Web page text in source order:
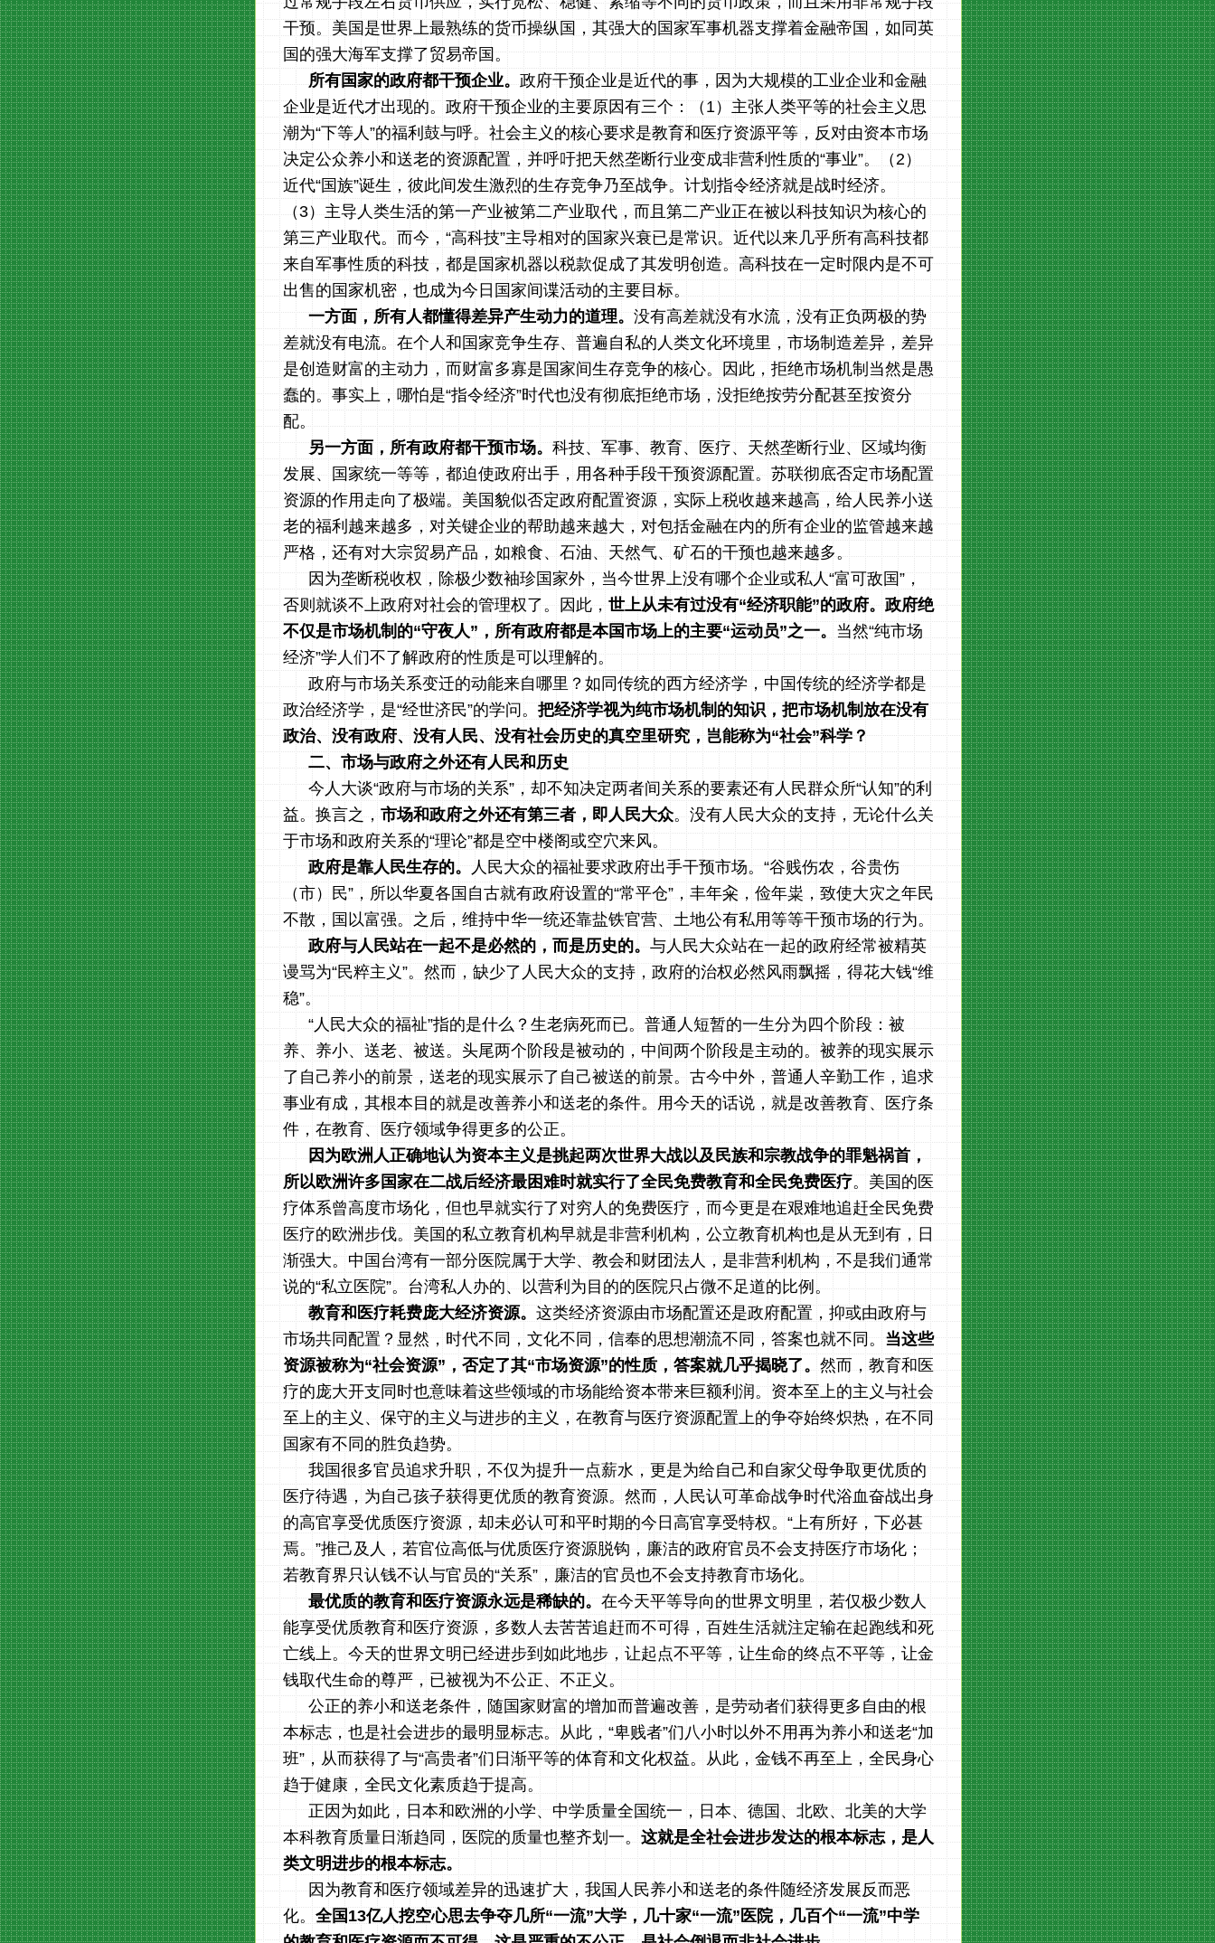
干预。美国是世界上最熟练的货币操纵国，其强大的国家军事机器支撑着金融帝国，如同英
国的强大海军支撑了贸易帝国。
所有国家的政府都干预企业。政府干预企业是近代的事，因为大规模的工业企业和金融
企业是近代才出现的。政府干预企业的主要原因有三个：（1）主张人类平等的社会主义思
潮为“下等人”的福利鼓与呼。社会主义的核心要求是教育和医疗资源平等，反对由资本市场
决定公众养小和送老的资源配置，并呼吁把天然垄断行业变成非营利性质的“事业”。（2）
近代“国族”诞生，彼此间发生激烈的生存竞争乃至战争。计划指令经济就是战时经济。
（3）主导人类生活的第一产业被第二产业取代，而且第二产业正在被以科技知识为核心的
第三产业取代。而今，“高科技”主导相对的国家兴衰已是常识。近代以来几乎所有高科技都
来自军事性质的科技，都是国家机器以税款促成了其发明创造。高科技在一定时限内是不可
出售的国家机密，也成为今日国家间谍活动的主要目标。
一方面，所有人都懂得差异产生动力的道理。没有高差就没有水流，没有正负两极的势
差就没有电流。在个人和国家竞争生存、普遍自私的人类文化环境里，市场制造差异，差异
是创造财富的主动力，而财富多寡是国家间生存竞争的核心。因此，拒绝市场机制当然是愚
蠢的。事实上，哪怕是“指令经济”时代也没有彻底拒绝市场，没拒绝按劳分配甚至按资分
配。
另一方面，所有政府都干预市场。科技、军事、教育、医疗、天然垄断行业、区域均衡
发展、国家统一等等，都迫使政府出手，用各种手段干预资源配置。苏联彻底否定市场配置
资源的作用走向了极端。美国貌似否定政府配置资源，实际上税收越来越高，给人民养小送
老的福利越来越多，对关键企业的帮助越来越大，对包括金融在内的所有企业的监管越来越
严格，还有对大宗贸易产品，如粮食、石油、天然气、矿石的干预也越来越多。
因为垄断税收权，除极少数袖珍国家外，当今世界上没有哪个企业或私人“富可敌国”，
否则就谈不上政府对社会的管理权了。因此，世上从未有过没有“经济职能”的政府。政府绝
不仅是市场机制的“守夜人”，所有政府都是本国市场上的主要“运动员”之一。 当然“纯市场
经济”学人们不了解政府的性质是可以理解的。
政府与市场关系变迁的动能来自哪里？如同传统的西方经济学，中国传统的经济学都是
政治经济学，是“经世济民”的学问。 把经济学视为纯市场机制的知识，把市场机制放在没有
政治、没有政府、没有人民、没有社会历史的真空里研究，岂能称为“社会”科学？
二、市场与政府之外还有人民和历史
今人大谈“政府与市场的关系”，却不知决定两者间关系的要素还有人民群众所“认知”的利
益。换言之，市场和政府之外还有第三者，即人民大众。没有人民大众的支持，无论什么关
于市场和政府关系的“理论”都是空中楼阁或空穴来风。
政府是靠人民生存的。人民大众的福祉要求政府出手干预市场。“谷贱伤农，谷贵伤
（市）民”，所以华夏各国自古就有政府设置的“常平仓”，丰年籴，俭年粜，致使大灾之年民
不散，国以富强。之后，维持中华一统还靠盐铁官营、土地公有私用等等干预市场的行为。
政府与人民站在一起不是必然的，而是历史的。与人民大众站在一起的政府经常被精英
谩骂为“民粹主义”。然而，缺少了人民大众的支持，政府的治权必然风雨飘摇，得花大钱“维
稳”。
“人民大众的福祉”指的是什么？生老病死而已。普通人短暂的一生分为四个阶段：被
养、养小、送老、被送。头尾两个阶段是被动的，中间两个阶段是主动的。被养的现实展示
了自己养小的前景，送老的现实展示了自己被送的前景。古今中外，普通人辛勤工作，追求
事业有成，其根本目的就是改善养小和送老的条件。用今天的话说，就是改善教育、医疗条
件，在教育、医疗领域争得更多的公正。
因为欧洲人正确地认为资本主义是挑起两次世界大战以及民族和宗教战争的罪魁祸首，
所以欧洲许多国家在二战后经济最困难时就实行了全民免费教育和全民免费医疗。美国的医
疗体系曾高度市场化，但也早就实行了对穷人的免费医疗，而今更是在艰难地追赶全民免费
医疗的欧洲步伐。美国的私立教育机构早就是非营利机构，公立教育机构也是从无到有，日
渐强大。中国台湾有一部分医院属于大学、教会和财团法人，是非营利机构，不是我们通常
说的“私立医院”。台湾私人办的、以营利为目的的医院只占微不足道的比例。
教育和医疗耗费庞大经济资源。这类经济资源由市场配置还是政府配置，抑或由政府与
市场共同配置？显然，时代不同，文化不同，信奉的思想潮流不同，答案也就不同。当这些
资源被称为“社会资源”，否定了其“市场资源”的性质，答案就几乎揭晓了。然而，教育和医
疗的庞大开支同时也意味着这些领域的市场能给资本带来巨额利润。资本至上的主义与社会
至上的主义、保守的主义与进步的主义，在教育与医疗资源配置上的争夺始终炽热，在不同
国家有不同的胜负趋势。
我国很多官员追求升职，不仅为提升一点薪水，更是为给自己和自家父母争取更优质的
医疗待遇，为自己孩子获得更优质的教育资源。然而，人民认可革命战争时代浴血奋战出身
的高官享受优质医疗资源，却未必认可和平时期的今日高官享受特权。“上有所好，下必甚
焉。”推己及人，若官位高低与优质医疗资源脱钩，廉洁的政府官员不会支持医疗市场化；
若教育界只认钱不认与官员的“关系”，廉洁的官员也不会支持教育市场化。
最优质的教育和医疗资源永远是稀缺的。在今天平等导向的世界文明里，若仅极少数人
能享受优质教育和医疗资源，多数人去苦苦追赶而不可得，百姓生活就注定输在起跑线和死
亡线上。今天的世界文明已经进步到如此地步，让起点不平等，让生命的终点不平等，让金
钱取代生命的尊严，已被视为不公正、不正义。
公正的养小和送老条件，随国家财富的增加而普遍改善，是劳动者们获得更多自由的根
本标志，也是社会进步的最明显标志。从此，“卑贱者”们八小时以外不用再为养小和送老“加
班”，从而获得了与“高贵者”们日渐平等的体育和文化权益。从此，金钱不再至上，全民身心
趋于健康，全民文化素质趋于提高。
正因为如此，日本和欧洲的小学、中学质量全国统一，日本、德国、北欧、北美的大学
本科教育质量日渐趋同，医院的质量也整齐划一。这就是全社会进步发达的根本标志，是人
类文明进步的根本标志。
因为教育和医疗领域差异的迅速扩大，我国人民养小和送老的条件随经济发展反而恶
化。全国 13亿人挖空心思去争夺几所“一流”大学，几十家“一流”医院，几百个“一流”中学